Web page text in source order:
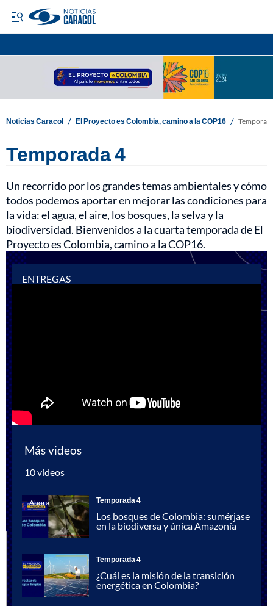
Noticias Caracol / El Proyecto es Colombia, camino a la COP16 /
Temporada 4
Un recorrido por los grandes temas ambientales y cómo
todos podemos aportar en mejorar las condiciones para
la vida: el agua, el aire, los bosques, la selva y la
biodiversidad. Bienvenidos a la cuarta temporada de El
Proyecto es Colombia, camino a la COP16.
ENTREGAS
Más videos
10 videos
Ahora Temporada 4
Los bosques de Colombia: sumérjase
en la biodiversa y única Amazonía
Temporada 4
¿Cuál es la misión de la transición
energética en Colombia?